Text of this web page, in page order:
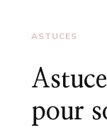
ASTUCES
pour